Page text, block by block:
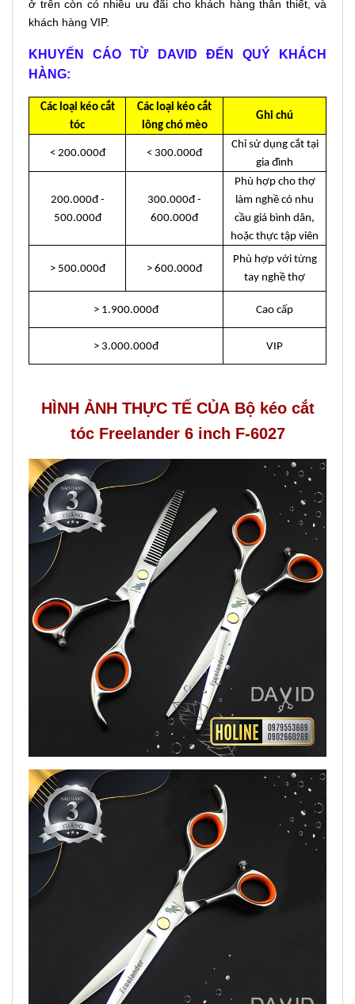
ở trên còn có nhiều ưu đãi cho khách hàng thân thiết, và
khách hàng VIP.
KHUYẾN CÁO TỪ DAVID ĐẾN QUÝ KHÁCH
HÀNG:
Các loại kéo cắt
tóc
Các loại kéo cắt
lông chó mèo
Ghi chú
< 200.000đ < 300.000đ
Chỉ sử dụng cắt tại
gia đình
200.000đ -
500.000đ
300.000đ -
600.000đ
Phù hợp cho thợ
làm nghề có nhu
cầu giá bình dân,
hoặc thực tập viên
> 500.000đ > 600.000đ
Phù hợp với từng
tay nghề thợ
> 1.900.000đ Cao cấp
> 3.000.000đ VIP
HÌNH ẢNH THỰC TẾ CỦA Bộ kéo cắt
tóc Freelander 6 inch F-6027